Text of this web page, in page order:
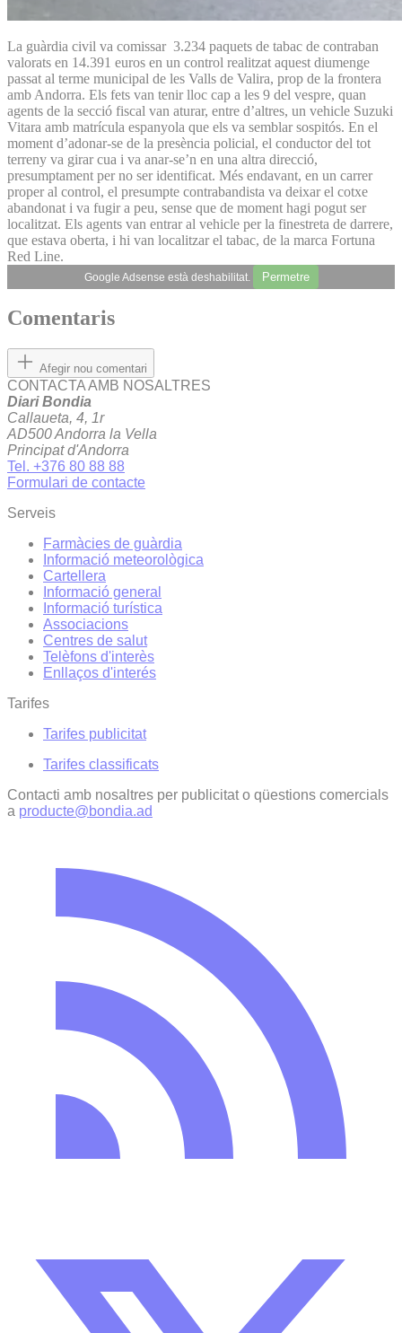
La guàrdia civil va comissar 3.234 paquets de tabac de contraban
valorats en 14.391 euros en un control realitzat aquest diumenge
passat al terme municipal de les Valls de Valira, prop de la frontera
amb Andorra. Els fets van tenir lloc cap a les 9 del vespre, quan
agents de la secció fiscal van aturar, entre d’altres, un vehicle Suzuki
Vitara amb matrícula espanyola que els va semblar sospitós. En el
moment d’adonar-se de la presència policial, el conductor del tot
terreny va girar cua i va anar-se’n en una altra direcció,
presumptament per no ser identificat. Més endavant, en un carrer
proper al control, el presumpte contrabandista va deixar el cotxe
abandonat i va fugir a peu, sense que de moment hagi pogut ser
localitzat. Els agents van entrar al vehicle per la finestreta de darrere,
que estava oberta, i hi van localitzar el tabac, de la marca Fortuna
Red Line.
Google Adsense està deshabilitat. Permetre
Comentaris
Afegir nou comentari
CONTACTA AMB NOSALTRES
Diari Bondia
Callaueta, 4, 1r
AD500 Andorra la Vella
Principat d'Andorra
Tel. +376 80 88 88
Formulari de contacte
Serveis
Farmàcies de guàrdia
Informació meteorològica
Cartellera
Informació general
Informació turística
Associacions
Centres de salut
Telèfons d'interès
Enllaços d'interés
Tarifes
Tarifes publicitat
Tarifes classificats
Contacti amb nosaltres per publicitat o qüestions comercials
a producte@bondia.ad